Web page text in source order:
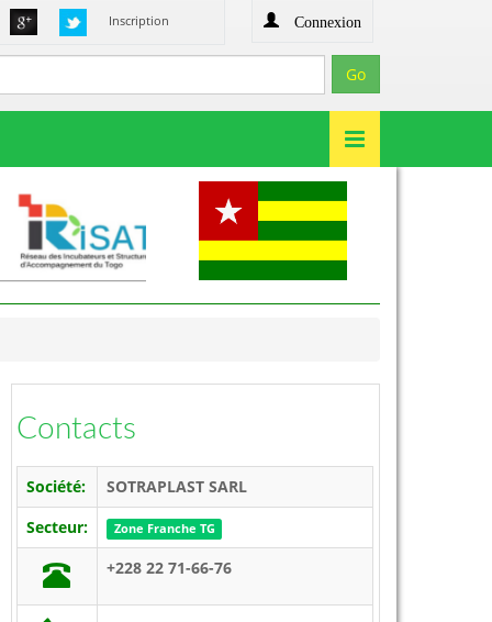
Inscription Connexion
Contacts
Société:
SOTRAPLAST SARL
Secteur:
Zone Franche TG
+228 22 71-66-76